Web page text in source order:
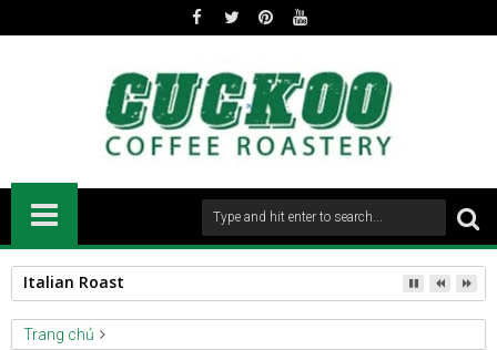
Italian Roast
Trang chủ